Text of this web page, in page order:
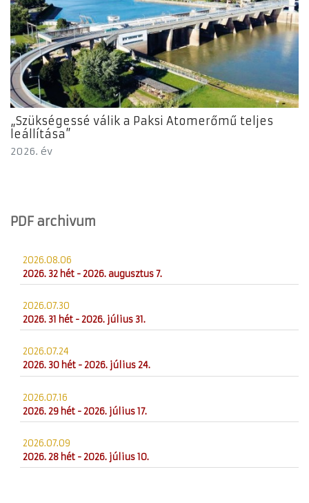
„Szükségessé válik a Paksi Atomerőmű teljes
leállítása”
2026. év
PDF archivum
2026.08.06
2026. 32 hét - 2026. augusztus 7.
2026.07.30
2026. 31 hét - 2026. július 31.
2026.07.24
2026. 30 hét - 2026. július 24.
2026.07.16
2026. 29 hét - 2026. július 17.
2026.07.09
2026. 28 hét - 2026. július 10.